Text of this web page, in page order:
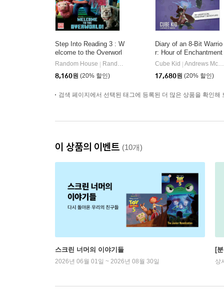
Step Into Reading 3 : W
elcome to the Overworl
d (a Minecraft Movie)
Random House
Random House Books for Young Readers
8,160원 (20% 할인)
Diary of an 8-Bit Warrio
r: Hour of Enchantment
Volume 8
Cube Kid
Andrews McMeel Publishing
17,680원 (20% 할인)
검색 페이지에서 선택된 태그에 등록된 더 많은 상품을 확인해
이 상품의 이벤트 (10개)
스크린 너머의 이야기들
2026년 06월 01일 ~ 2026년 08월 30일
[
상